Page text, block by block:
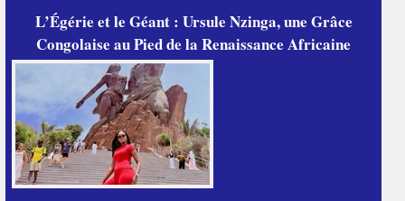
L’Égérie et le Géant : Ursule Nzinga, une Grâce
Congolaise au Pied de la Renaissance Africaine